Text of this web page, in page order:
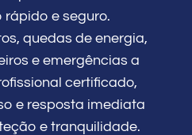
e seguro.
quedas de energia,
e emergências a
certificado,
e resposta imediata
e tranquilidade.